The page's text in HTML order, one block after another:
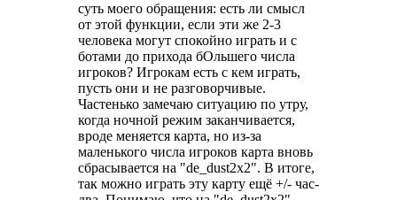
суть моего обращения: есть ли смысл
от этой функции, если эти же 2-3
человека могут спокойно играть и с
ботами до прихода бОльшего числа
игроков? Игрокам есть с кем играть,
пусть они и не разговорчивые.
Частенько замечаю ситуацию по утру,
когда ночной режим заканчивается,
вроде меняется карта, но из-за
маленького числа игроков карта вновь
сбрасывается на "de_dust2x2". В итоге,
так можно играть эту карту ещё +/- час-